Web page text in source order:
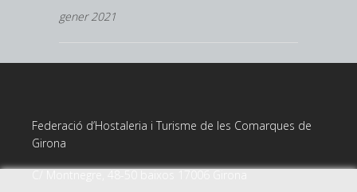
gener 2021
Federació d’Hostaleria i Turisme de les Comarques de
Girona